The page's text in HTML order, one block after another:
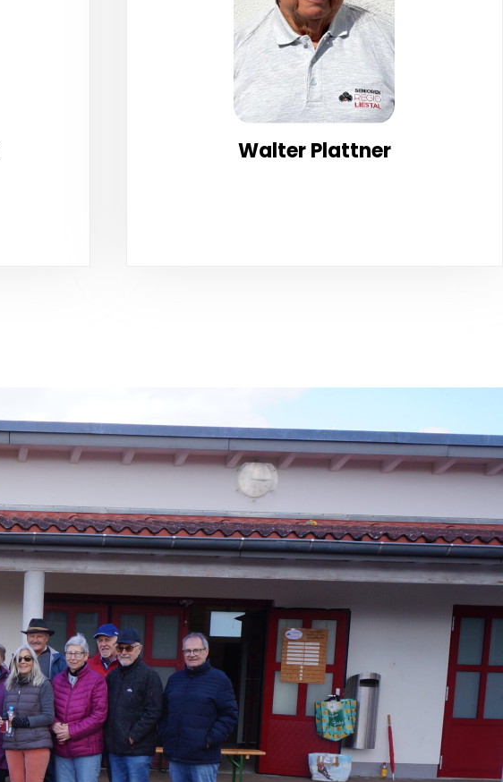
Walter Plattner